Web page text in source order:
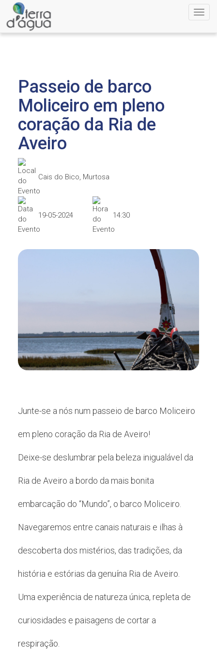
Passeio de barco
Moliceiro em pleno
coração da Ria de
Aveiro
Cais do Bico, Murtosa
19-05-2024 14:30
Junte-se a nós num passeio de barco Moliceiro
em pleno coração da Ria de Aveiro!
Deixe-se deslumbrar pela beleza inigualável da
Ria de Aveiro a bordo da mais bonita
embarcação do “Mundo”, o barco Moliceiro.
Navegaremos entre canais naturais e ilhas à
descoberta dos mistérios, das tradições, da
história e estórias da genuína Ria de Aveiro.
Uma experiência de natureza única, repleta de
curiosidades e paisagens de cortar a
respiração.